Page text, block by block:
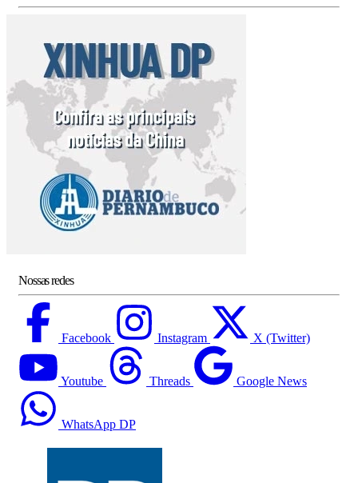
Nossas redes
Facebook Instagram X (Twitter)
Youtube Threads Google News
WhatsApp DP